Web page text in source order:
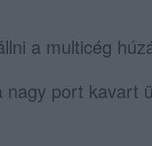
a multicég
nagy port kavart